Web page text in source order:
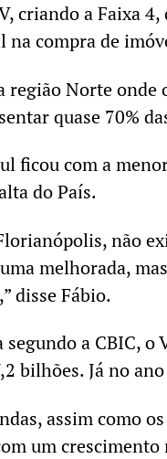
criando a Faixa
na compra de
região Norte onde
quase 70%
ficou com a
do País.
não
melhorada,
disse Fábio.
segundo a CBIC, o
bilhões. Já no
assim como
um